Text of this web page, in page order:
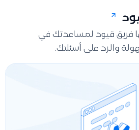
فريق قيود لمساعدتك في
والرد على أسئلتك.